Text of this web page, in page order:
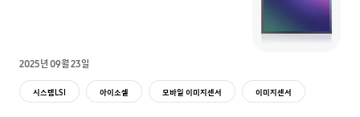
2025년 09월 23일
시스템LSI 아이소셀 모바일 이미지센서 이미지센서